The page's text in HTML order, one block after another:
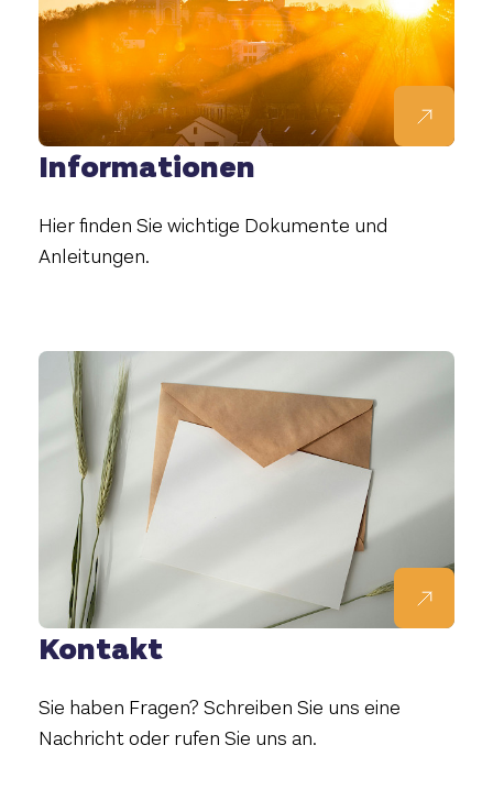
Informationen
Hier finden Sie wichtige Dokumente und
Anleitungen.
Kontakt
Sie haben Fragen? Schreiben Sie uns eine
Nachricht oder rufen Sie uns an.